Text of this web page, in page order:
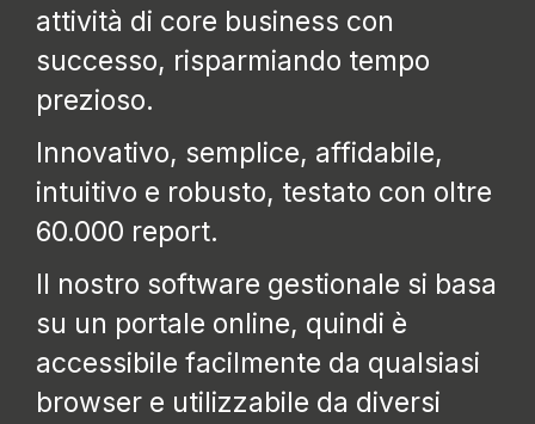
attività di core business con
successo, risparmiando tempo
prezioso.
Innovativo, semplice, affidabile,
intuitivo e robusto, testato con oltre
60.000 report.
Il nostro software gestionale si basa
su un portale online, quindi è
accessibile facilmente da qualsiasi
browser e utilizzabile da diversi